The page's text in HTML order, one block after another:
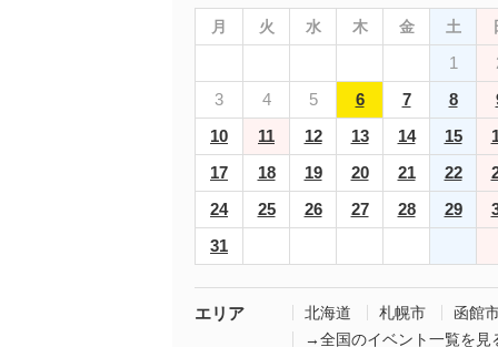
月 火 水 木 金 土
1
3
4 5 6 7 8
10
11 12 13 14 15
17
18 19 20 21 22
24
25 26 27 28 29
31
エリア 北海道 札幌市
函館
→全国のイベント一覧を見